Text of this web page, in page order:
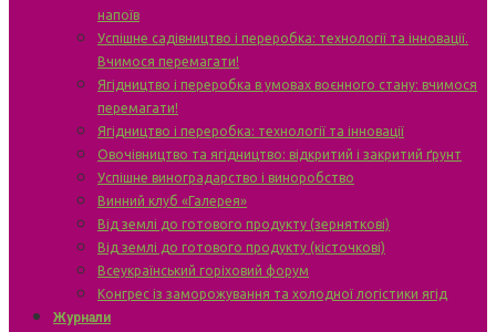
напоїв
Успішне садівництво і переробка: технології та інновації.
Вчимося перемагати!
Ягідництво і переробка в умовах воєнного стану: вчимося
перемагати!
Ягідництво і переробка: технології та інновації
Овочівництво та ягідництво: відкритий і закритий ґрунт
Успішне виноградарство і виноробство
Винний клуб «Галерея»
Від землі до готового продукту (зерняткові)
Від землі до готового продукту (кісточкові)
Всеукраїнський горіховий форум
Конгрес із заморожування та холодної логістики ягід
Журнали